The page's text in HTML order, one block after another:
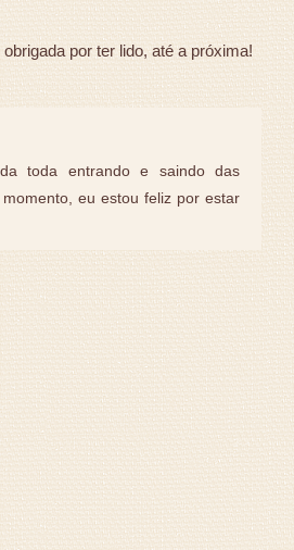
por ter lido, até a próxima!
toda entrando e saindo das
eu estou feliz por estar